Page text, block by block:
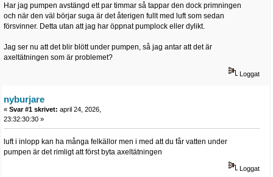
Har jag pumpen avstängd ett par timmar så tappar den dock primningen
och när den väl börjar suga är det återigen fullt med luft som sedan
försvinner. Detta utan att jag har öppnat pumplock eller dylikt.
Jag ser nu att det blir blött under pumpen, så jag antar att det är
axeltätningen som är problemet?
Loggat
nyburjare
« Svar #1 skrivet: april 24, 2026,
23:32:30:30 »
luft i inlopp kan ha många felkällor men i med att du får vatten under
pumpen är det rimligt att först byta axeltätningen
Loggat